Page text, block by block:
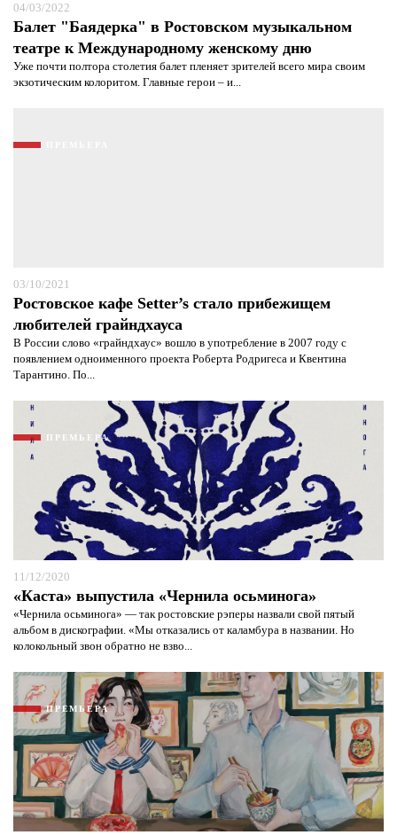
04/03/2022
Балет "Баядерка" в Ростовском музыкальном
театре к Международному женскому дню
Уже почти полтора столетия балет пленяет зрителей всего мира своим
экзотическим колоритом. Главные герои – и...
03/10/2021
Ростовское кафе Setter’s стало прибежищем
любителей грайндхауса
В России слово «грайндхаус» вошло в употребление в 2007 году с
появлением одноименного проекта Роберта Родригеса и Квентина
Тарантино. По...
ПРЕМЬЕРА
11/12/2020
«Каста» выпустила «Чернила осьминога»
«Чернила осьминога» — так ростовские рэперы назвали свой пятый
альбом в дискографии. «Мы отказались от каламбура в названии. Но
колокольный звон обратно не взво...
ПРЕМЬЕРА